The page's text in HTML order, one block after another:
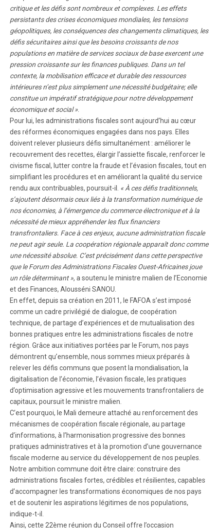
critique et les défis sont nombreux et complexes. Les effets
persistants des crises économiques mondiales, les tensions
géopolitiques, les conséquences des changements climatiques, les
défis sécuritaires ainsi que les besoins croissants de nos
populations en matière de services sociaux de base exercent une
pression croissante sur les finances publiques. Dans un tel
contexte, la mobilisation efficace et durable des ressources
intérieures n’est plus simplement une nécessité budgétaire; elle
constitue un impératif stratégique pour notre développement
économique et social ».
Pour lui, les administrations fiscales sont aujourd’hui au cœur
des réformes économiques engagées dans nos pays. Elles
doivent relever plusieurs défis simultanément : améliorer le
recouvrement des recettes, élargir l’assiette fiscale, renforcer le
civisme fiscal, lutter contre la fraude et l’évasion fiscales, tout en
simplifiant les procédures et en améliorant la qualité du service
rendu aux contribuables, poursuit-il. « À ces défis traditionnels,
s’ajoutent désormais ceux liés à la transformation numérique de
nos économies, à l’émergence du commerce électronique et à la
nécessité de mieux appréhender les flux financiers
transfrontaliers. Face à ces enjeux, aucune administration fiscale
ne peut agir seule. La coopération régionale apparaît donc comme
une nécessité absolue. C’est précisément dans cette perspective
que le Forum des Administrations Fiscales Ouest-Africaines joue
un rôle déterminant », a soutenu le ministre malien de l’Economie
et des Finances, Alousséni SANOU.
En effet, depuis sa création en 2011, le FAFOA s’est imposé
comme un cadre privilégié de dialogue, de coopération
technique, de partage d’expériences et de mutualisation des
bonnes pratiques entre les administrations fiscales de notre
région. Grâce aux initiatives portées par le Forum, nos pays
démontrent qu’ensemble, nous sommes mieux préparés à
relever les défis communs que posent la mondialisation, la
digitalisation de l’économie, l’évasion fiscale, les pratiques
d’optimisation agressive et les mouvements transfrontaliers de
capitaux, poursuit le ministre malien.
C’est pourquoi, le Mali demeure attaché au renforcement des
mécanismes de coopération fiscale régionale, au partage
d’informations, à l’harmonisation progressive des bonnes
pratiques administratives et à la promotion d’une gouvernance
fiscale moderne au service du développement de nos peuples.
Notre ambition commune doit être claire: construire des
administrations fiscales fortes, crédibles et résilientes, capables
d’accompagner les transformations économiques de nos pays
et de soutenir les aspirations légitimes de nos populations,
indique-t-il.
Ainsi, cette 22ème réunion du Conseil offre l’occasion